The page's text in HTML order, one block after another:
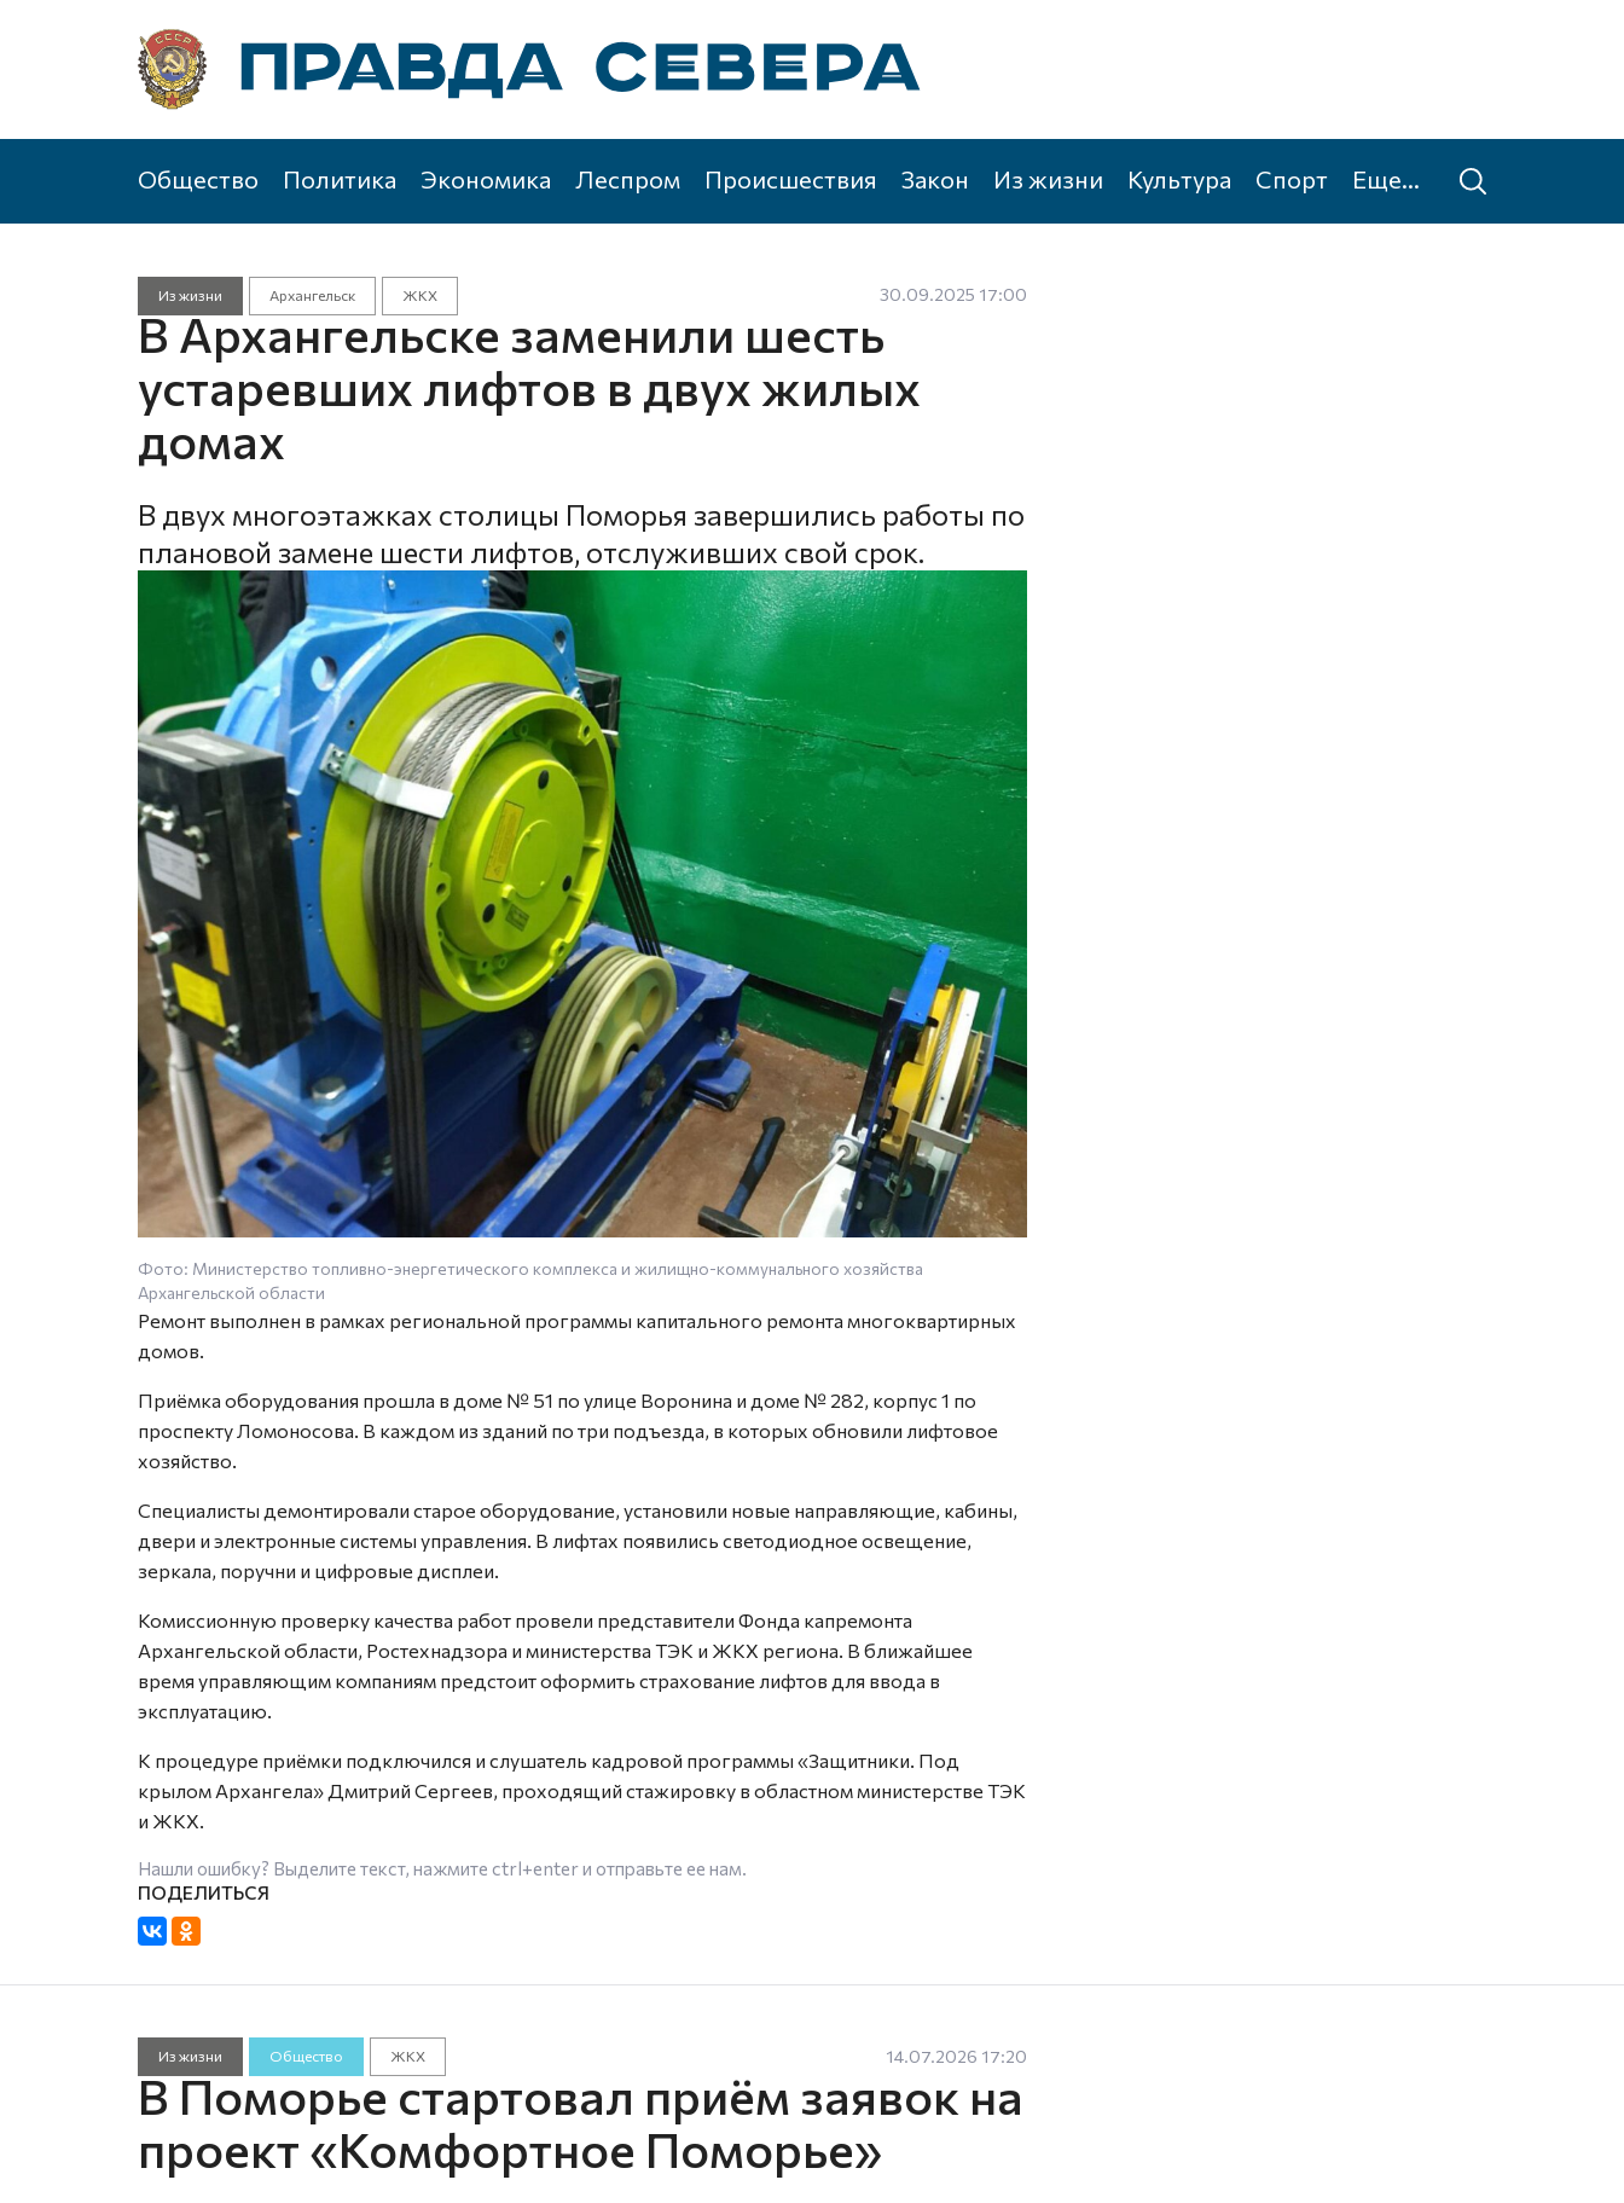
Общество Политика Экономика Леспром Происшествия Закон Из жизни Культура Спорт Еще...
Из жизни Архангельск ЖКХ 30.09.2025 17:00
В Архангельске заменили шесть
устаревших лифтов в двух жилых
домах
В двух многоэтажках столицы Поморья завершились работы по
плановой замене шести лифтов, отслуживших свой срок.
Фото: Министерство топливно-энергетического комплекса и жилищно-коммунального хозяйства
Архангельской области
Ремонт выполнен в рамках региональной программы капитального ремонта многоквартирных
домов.
Приёмка оборудования прошла в доме № 51 по улице Воронина и доме № 282, корпус 1 по
проспекту Ломоносова. В каждом из зданий по три подъезда, в которых обновили лифтовое
хозяйство.
Специалисты демонтировали старое оборудование, установили новые направляющие, кабины,
двери и электронные системы управления. В лифтах появились светодиодное освещение,
зеркала, поручни и цифровые дисплеи.
Комиссионную проверку качества работ провели представители Фонда капремонта
Архангельской области, Ростехнадзора и министерства ТЭК и ЖКХ региона. В ближайшее
время управляющим компаниям предстоит оформить страхование лифтов для ввода в
эксплуатацию.
К процедуре приёмки подключился и слушатель кадровой программы «Защитники. Под
крылом Архангела» Дмитрий Сергеев, проходящий стажировку в областном министерстве ТЭК
и ЖКХ.
Нашли ошибку? Выделите текст, нажмите ctrl+enterи отправьте ее нам.
Из жизни Общество ЖКХ 14.07.2026 17:20
В Поморье стартовал приём заявок на
проект «Комфортное Поморье»